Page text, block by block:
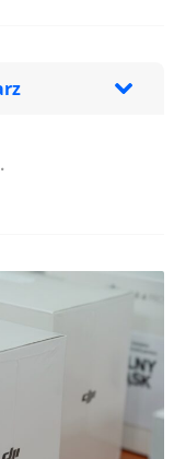
podczas